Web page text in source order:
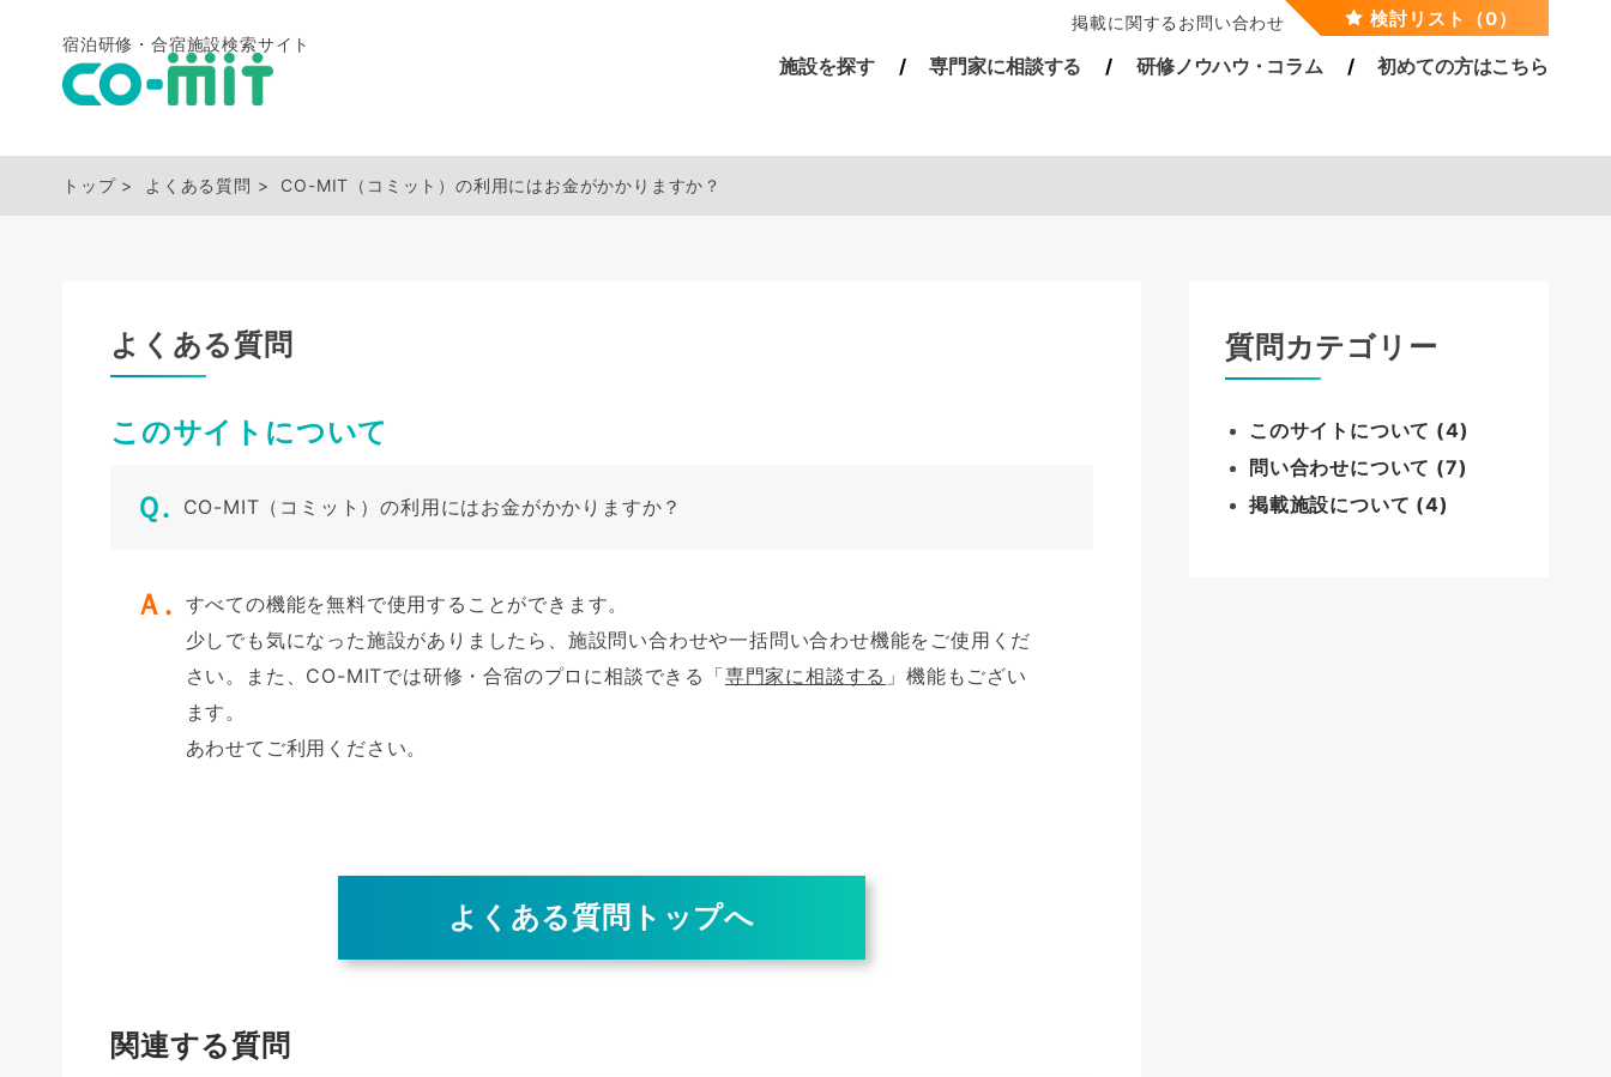
宿泊研修・合宿施設検索サイト
掲載に関するお問い合わせ 検討リスト（0）
施設を探す 専門家に相談する 研修ノウハウ・ コラム 初めての方はこちら
トップ よくある質問 CO-MIT（コミット）の利用にはお金がかかりますか？
よくある質問
このサイトについて
CO-MIT（コミット）の利用にはお金がかかりますか？
すべての機能を無料で使用することができます。
少しでも気になった施設がありましたら、施設問い合わせや一括問い合わせ機能をご使用くだ
さい。また、CO-MITでは研修・合宿のプロに相談できる「専門家に相談する 」機能もござい
ます。
あわせてご利用ください。
よくある質問トップへ
関連する質問
質問カテゴリー
このサイトについて (4)
問い合わせについて (7)
掲載施設について (4)